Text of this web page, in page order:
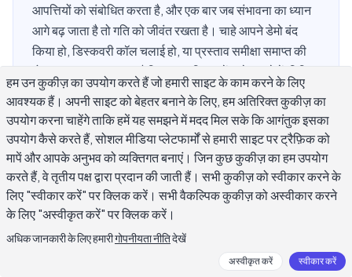
आपत्तियों को संबोधित करता है, और एक बार जब संभावना का ध्यान
आगे बढ़ जाता है तो गति को जीवंत रखता है। चाहे आपने डेमो बंद
किया हो, डिस्कवरी कॉल चलाई हो, या प्रस्ताव समीक्षा समाप्त की
हो, यह गाइड कवर करता है कि क्या शामिल करें, इसे कब भेजें, विभिन्न
कॉल परिणामों के लिए तैयार टेम्पलेट, और विषय लाइनें जो खोली
जाती हैं।
सेल्स कॉल के बाद फॉलो-अप ईमेल वास्तव में क्यों
मायने रखता है?
अधिकांश सेल्स पेशेवर जानते हैं कि फॉलो-अप ईमेल महत्वपूर्ण हैं, लेकिन सबसे
अधिक कम प्रदर्शन करने का कारण यह है कि वे फॉलो-अप को वैकल्पिक या
हम उन कुकीज़ का उपयोग करते हैं जो हमारी साइट के काम करने के लिए
आवश्यक हैं। अपनी साइट को बेहतर बनाने के लिए, हम अतिरिक्त कुकीज़ का
उपयोग करना चाहेंगे ताकि हमें यह समझने में मदद मिल सके कि आगंतुक इसका
उपयोग कैसे करते हैं, सोशल मीडिया प्लेटफार्मों से हमारी साइट पर ट्रैफ़िक को
मापें और आपके अनुभव को व्यक्तिगत बनाएं। जिन कुछ कुकीज़ का हम उपयोग
करते हैं, वे तृतीय पक्ष द्वारा प्रदान की जाती हैं। सभी कुकीज़ को स्वीकार करने के
लिए "स्वीकार करें" पर क्लिक करें। सभी वैकल्पिक कुकीज़ को अस्वीकार करने
के लिए "अस्वीकृत करें" पर क्लिक करें।
अधिक जानकारी के लिए हमारीगोपनीयता नीतिदेखें
अस्वीकृत करें स्वीकार करें